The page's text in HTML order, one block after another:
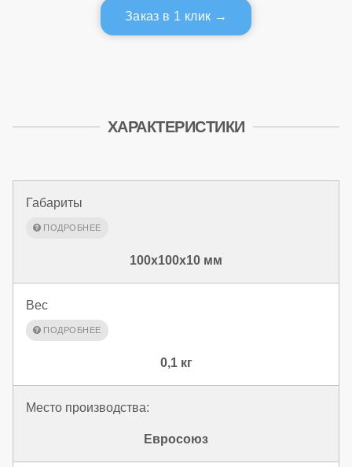
Заказ в 1 клик
ХАРАКТЕРИСТИКИ
Габариты
100x100x10 мм
Вес
0,1 кг
Место производства:
Евросоюз